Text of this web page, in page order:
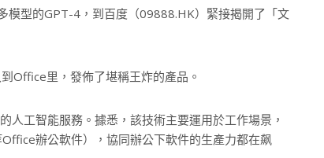
模型的GPT-4，到百度（09888.HK）緊接揭開了「文
Office里，發佈了堪稱王炸的產品。
工智能服務。據悉，該技術主要運用於工作場景，
辦公軟件），協同辦公下軟件的生產力都在飙